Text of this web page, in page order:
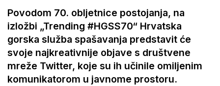
Povodom 70. obljetnice postojanja, na
izložbi „Trending #HGSS70“ Hrvatska
gorska služba spašavanja predstavit će
svoje najkreativnije objave s društvene
mreže Twitter, koje su ih učinile omiljenim
komunikatorom u javnome prostoru.